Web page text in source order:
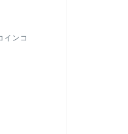
インコ